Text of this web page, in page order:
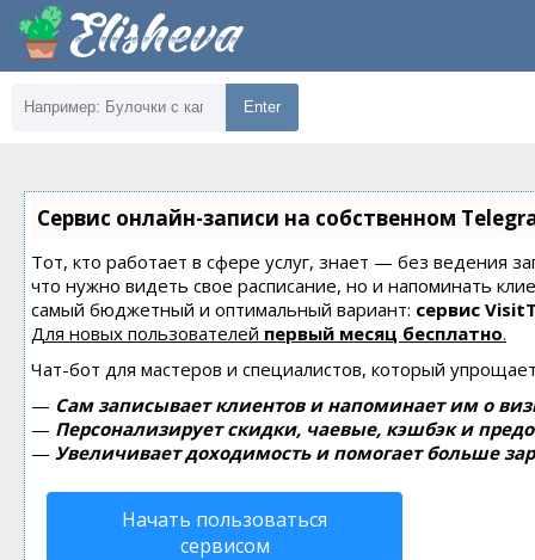
Enter
Сервис онлайн-записи на собственном
Тот, кто работает в сфере услуг, знает — без ведения
что нужно видеть свое расписание, но и напоминать
самый бюджетный и оптимальный вариант: сервис
Для новых пользователей первый месяц бесплатно.
Чат-бот для мастеров и специалистов, который
— Сам записывает клиентов и напоминает им о
— Персонализирует скидки, чаевые, кэшбэк и
— Увеличивает доходимость и помогает больше
Начать пользоваться
сервисом